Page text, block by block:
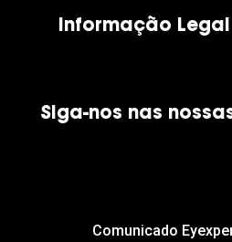
Informação Legal
Política de Cookies
Siga-nos nas
Comunicado